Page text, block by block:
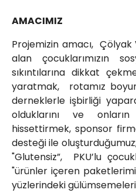
AMACIMIZ
Projemizin amacı, Çölyak
alan çocuklarımızın
sıkıntılarına dikkat
yaratmak, rotamız
derneklerle işbirliği
olduklarını ve
hissettirmek, sponsor
desteği ile oluşturduğumuz;
"Glutensiz”, PKU’lu
"ürünler içeren
yüzlerindeki